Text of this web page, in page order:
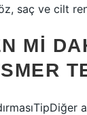
saç ve cilt
MI